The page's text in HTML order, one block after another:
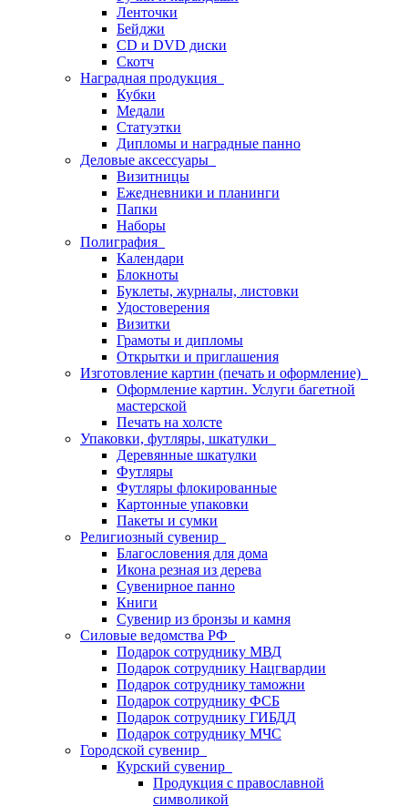
Ленточки
Бейджи
CD и DVD диски
Скотч
Наградная продукция
Кубки
Медали
Статуэтки
Дипломы и наградные панно
Деловые аксессуары
Визитницы
Ежедневники и планинги
Папки
Наборы
Полиграфия
Календари
Блокноты
Буклеты, журналы, листовки
Удостоверения
Визитки
Грамоты и дипломы
Открытки и приглашения
Изготовление картин (печать и оформление)
Оформление картин. Услуги багетной
мастерской
Печать на холсте
Упаковки, футляры, шкатулки
Деревянные шкатулки
Футляры
Футляры флокированные
Картонные упаковки
Пакеты и сумки
Религиозный сувенир
Благословения для дома
Икона резная из дерева
Сувенирное панно
Книги
Сувенир из бронзы и камня
Силовые ведомства РФ
Подарок сотруднику МВД
Подарок сотруднику Нацгвардии
Подарок сотруднику таможни
Подарок сотруднику ФСБ
Подарок сотруднику ГИБДД
Подарок сотруднику МЧС
Городской сувенир
Курский сувенир
Продукция с православной
символикой